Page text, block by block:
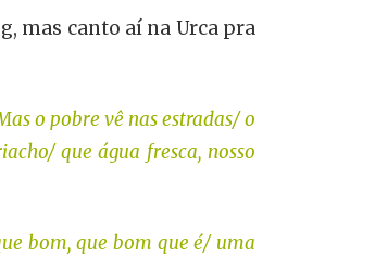
mas canto aí na Urca pra
o pobre vê nas estradas/ o
que água fresca, nosso
bom, que bom que é/ uma